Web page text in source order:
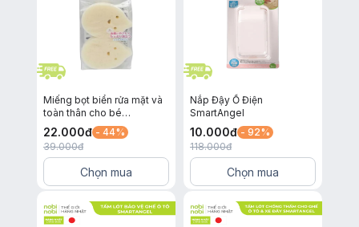
Miếng bọt biển rửa mặt và
toàn thân cho bé
SmartAngel (Bộ 2 cái)
22.000đ - 44%
39.000đ
Chọn mua
Nắp Đậy Ổ Điện
SmartAngel
10.000đ - 92%
118.000đ
Chọn mua